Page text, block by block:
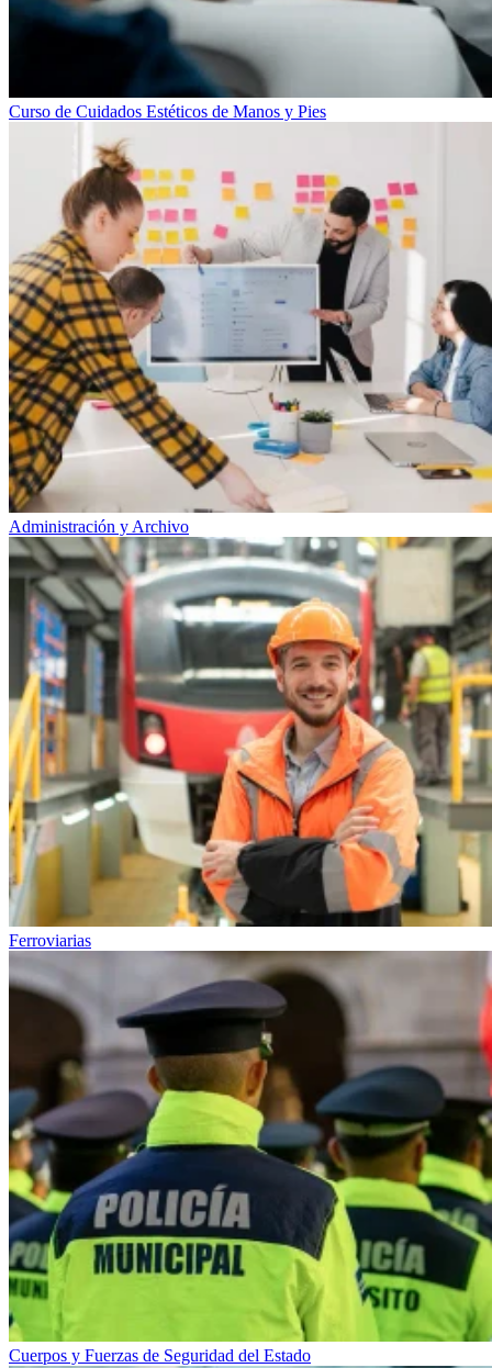
Curso de Cuidados Estéticos de Manos y Pies
Administración y Archivo
Ferroviarias
Cuerpos y Fuerzas de Seguridad del Estado